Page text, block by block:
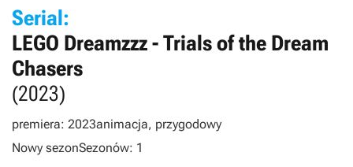
Serial:
LEGO Dreamzzz - Trials of the Dream
Chasers
(2023)
premiera: 2023animacja, przygodowy
Nowy sezonSezonów: 1